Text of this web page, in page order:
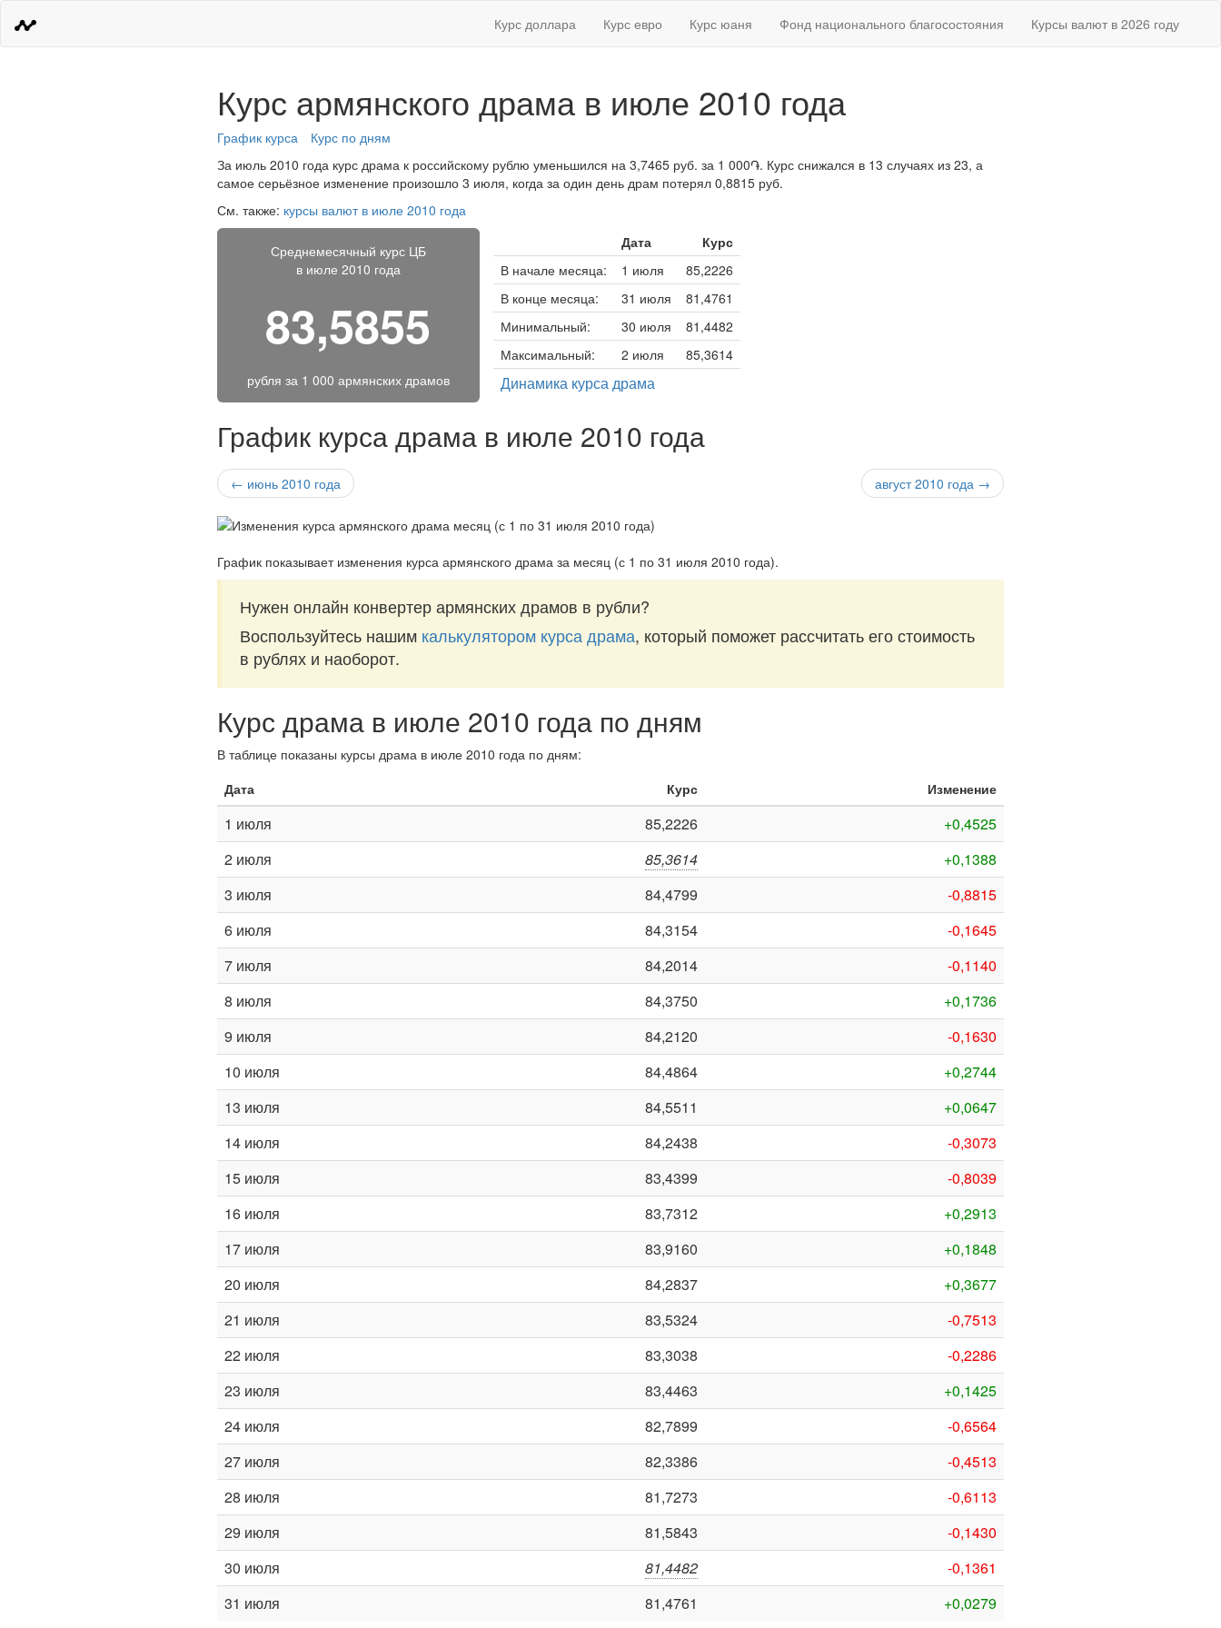
Курс доллара Курс евро Курс юаня Фонд национального благосостояния Курсы валют в 2026 году
Курс армянского драма в июле 2010 года
График курса
Курс по дням
За июль 2010 года курс драма к российскому рублю уменьшился на 3,7465 руб. за 1 000֏. Курс снижался в 13 случаях из 23, а
самое серьёзное изменение произошло 3 июля, когда за один день драм потерял 0,8815 руб.
См. также: курсы валют в июле 2010 года
Среднемесячный курс ЦБ
в июле 2010 года
83,5855
рубля за 1 000 армянских драмов
Дата
Курс
В начале месяца:
1 июля
85,2226
В конце месяца:
31 июля
81,4761
Минимальный:
30 июля
81,4482
Максимальный:
2 июля 85,3614
Динамика курса драма
График курса драма в июле 2010 года
← июнь 2010 года август 2010 года →
График показывает изменения курса армянского драма за месяц (с 1 по 31 июля 2010 года).
Нужен онлайн конвертер армянских драмов в рубли?
Воспользуйтесь нашим калькулятором курса драма, который поможет рассчитать его стоимость
в рублях и наоборот.
Курс драма в июле 2010 года по дням
В таблице показаны курсы драма в июле 2010 года по дням:
Дата
Курс Изменение
1 июля 85,2226
+0,4525
2 июля
85,3614
+0,1388
3 июля
84,4799
-0,8815
6 июля
84,3154
-0,1645
7 июля
84,2014
-0,1140
8 июля
84,3750
+0,1736
9 июля
84,2120
-0,1630
10 июля
84,4864
+0,2744
13 июля
84,5511
+0,0647
14 июля
84,2438
-0,3073
15 июля
83,4399
-0,8039
16 июля
83,7312
+0,2913
17 июля
83,9160
+0,1848
20 июля
84,2837
+0,3677
21 июля
83,5324
-0,7513
22 июля
83,3038
-0,2286
23 июля
83,4463
+0,1425
24 июля
82,7899
-0,6564
27 июля
82,3386
-0,4513
28 июля
81,7273
-0,6113
29 июля
81,5843
-0,1430
30 июля
81,4482
-0,1361
31 июля
81,4761 +0,0279